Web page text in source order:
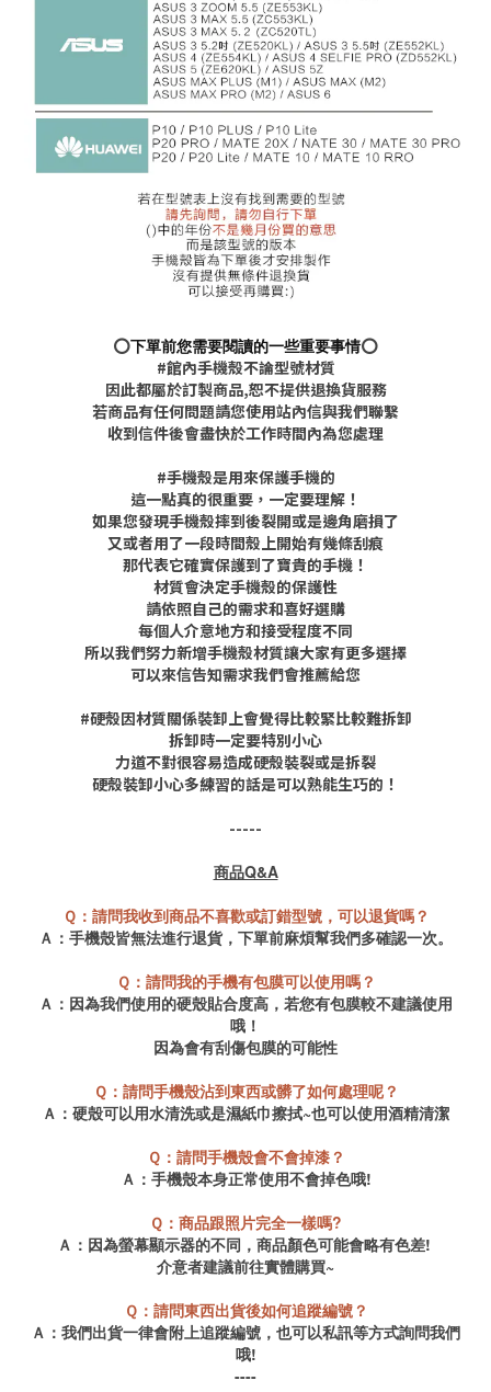
⭕️下單前您需要閱讀的一些重要事情⭕️
#館內手機殼不論型號材質
因此都屬於訂製商品,恕不提供退換貨服務
若商品有任何問題請您使用站內信與我們聯繫
收到信件後會盡快於工作時間內為您處理
#手機殼是用來保護手機的
這一點真的很重要，一定要理解！
如果您發現手機殼摔到後裂開或是邊角磨損了
又或者用了一段時間殼上開始有幾條刮痕
那代表它確實保護到了寶貴的手機！
材質會決定手機殼的保護性
請依照自己的需求和喜好選購
每個人介意地方和接受程度不同
所以我們努力新增手機殼材質讓大家有更多選擇
可以來信告知需求我們會推薦給您
#硬殼因材質關係裝卸上會覺得比較緊比較難拆卸
拆卸時一定要特別小心
力道不對很容易造成硬殼裝裂或是拆裂
硬殼裝卸小心多練習的話是可以熟能生巧的！
-----
商品Q&A
Ｑ：請問我收到商品不喜歡或訂錯型號，可以退貨嗎？
Ａ：手機殼皆無法進行退貨， 下單前麻煩幫我們多確認一次。
Ｑ：請問我的手機有包膜可以使用嗎？
Ａ：因為我們使用的硬殼貼合度高，若您有包膜較不建議使用
哦！
因為會有刮傷包膜的可能性
Ｑ：請問手機殼沾到東西或髒了如何處理呢？
Ａ：硬殼可以用水清洗或是濕紙巾擦拭~也可以使用酒精清潔
Ｑ：請問手機殼會不會掉漆？
Ａ：手機殼本身正常使用不會掉色哦!
Ｑ：商品跟照片完全一樣嗎?
Ａ：因為螢幕顯示器的不同，商品顏色可能會略有色差!
介意者建議前往實體購買~
Ｑ：請問東西出貨後如何追蹤編號？
Ａ：我們出貨一律會附上追蹤編號，也可以私訊等方式詢問我們
哦!
----